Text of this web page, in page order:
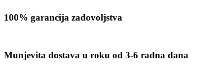
100% garancija zadovoljstva
Munjevita dostava u roku od 3-6 radna dana